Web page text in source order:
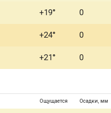
+19° 0
+24° 0
+21° 0
Ощущается Осадки, мм